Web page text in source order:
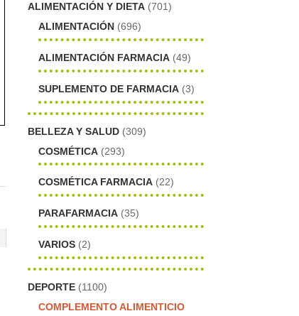
ALIMENTACIÓN Y DIETA (701)
ALIMENTACIÓN (696)
ALIMENTACIÓN FARMACIA (49)
SUPLEMENTO DE FARMACIA (3)
BELLEZA Y SALUD (309)
COSMÉTICA (293)
COSMÉTICA FARMACIA (22)
PARAFARMACIA (35)
VARIOS (2)
DEPORTE (1100)
COMPLEMENTO ALIMENTICIO